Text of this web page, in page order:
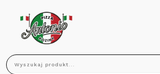
Wyszukaj produkt...